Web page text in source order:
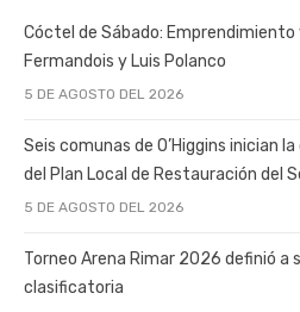
Cóctel de Sábado:
Fermandois y Luis Polanco
5 DE AGOSTO DEL 2026
Seis comunas de O’Higgins inician
del Plan Local de Restauración del
5 DE AGOSTO DEL 2026
Torneo Arena Rimar 2026 definió a
clasificatoria